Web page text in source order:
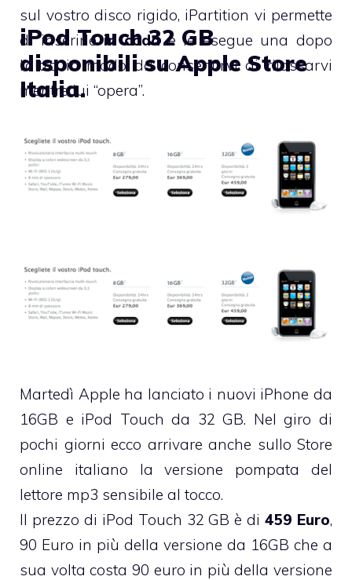
sul vostro disco rigido, iPartition vi permette
di inserirlein codae le esegue una dopo
l’altra in modo da consentirvi di rilassarvi
mentre lui “opera”.
iPod Touch 32 GB
disponibili su Apple Store
Italia.
Martedì Apple ha lanciato i nuovi iPhone da
16GB e iPod Touch da 32 GB. Nel giro di
pochi giorni ecco arrivare anche sullo Store
online italiano la versione pompata del
lettore mp3 sensibile al tocco.
Il prezzo di iPod Touch 32 GB è di459 Euro,
90 Euro in più della versione da 16GB che a
sua volta costa 90 euro in più della versione